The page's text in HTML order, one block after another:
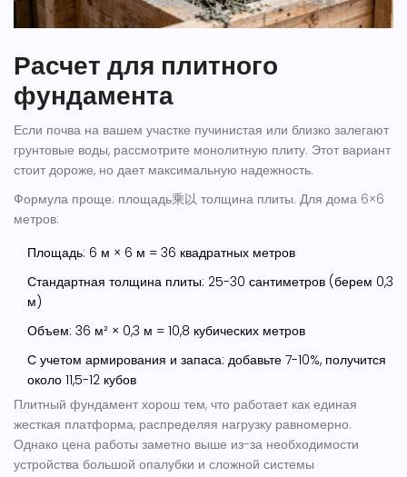
Расчет для плитного
фундамента
Если почва на вашем участке пучинистая или близко залегают
грунтовые воды, рассмотрите монолитную плиту. Этот вариант
стоит дороже, но дает максимальную надежность.
Формула проще: площадь乘以 толщина плиты. Для дома 6×6
метров:
Площадь: 6 м × 6 м = 36 квадратных метров
Стандартная толщина плиты: 25-30 сантиметров (берем 0,3
м)
Объем: 36 м² × 0,3 м = 10,8 кубических метров
С учетом армирования и запаса: добавьте 7-10%, получится
около 11,5-12 кубов
Плитный фундамент хорош тем, что работает как единая
жесткая платформа, распределяя нагрузку равномерно.
Однако цена работы заметно выше из-за необходимости
устройства большой опалубки и сложной системы